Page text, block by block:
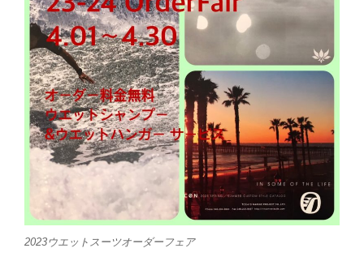
2023ウエットスーツオーダーフェア